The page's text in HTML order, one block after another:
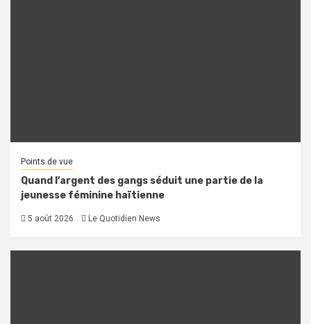
Points de vue
Quand l’argent des gangs séduit une partie de la
jeunesse féminine haïtienne
5 août 2026 Le Quotidien News